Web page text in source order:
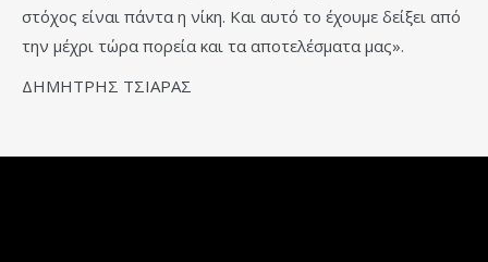
στόχος είναι πάντα η νίκη. Και αυτό το έχουμε δείξει από
την μέχρι τώρα πορεία και τα αποτελέσματα μας».
ΔΗΜΗΤΡΗΣ ΤΣΙΑΡΑΣ